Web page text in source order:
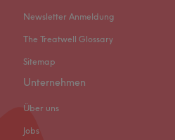
Newsletter Anmeldung
The Treatwell Glossary
Sitemap
Unternehmen
Über uns
Jobs